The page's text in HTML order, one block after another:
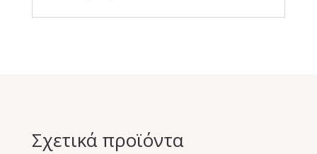
Σχετικά προϊόντα